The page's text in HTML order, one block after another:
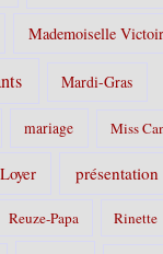
Mademoiselle
Mardi-Gras
mariage Miss
présentation
Reuze-Papa Rinette